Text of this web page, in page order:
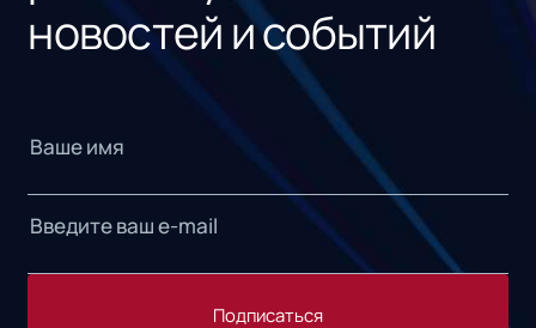
новостей и событий
Подписаться